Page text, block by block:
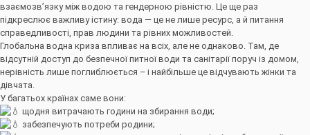
взаємозв’язку між водою та гендерною рівністю. Це ще раз
підкреслює важливу істину: вода — це не лише ресурс, а й питання
справедливості, прав людини та рівних можливостей.
Глобальна водна криза впливає на всіх, але не однаково. Там, де
відсутній доступ до безпечної питної води та санітарії поруч із домом,
нерівність лише поглиблюється – і найбільше це відчувають жінки та
дівчата.
У багатьох країнах саме вони:
щодня витрачають години на збирання води;
забезпечують потреби родини;